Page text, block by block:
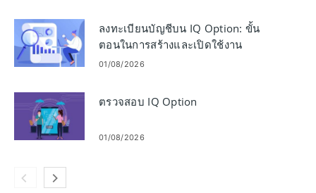
ลงทะเบียนบัญชีบน IQ Option: ขั้น
ตอนในการสร้างและเปิดใช้งาน
01/08/2026
ตรวจสอบ IQ Option
01/08/2026